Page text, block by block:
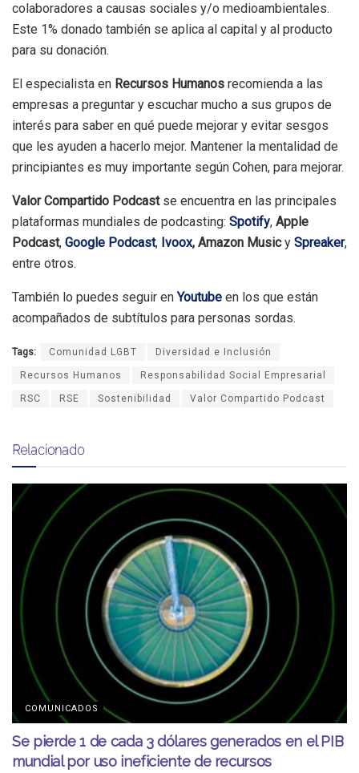
colaboradores a causas sociales y/o medioambientales.
Este 1% donado también se aplica al capital y al producto
para su donación.
El especialista en Recursos Humanos recomienda a las
empresas a preguntar y escuchar mucho a sus grupos de
interés para saber en qué puede mejorar y evitar sesgos
que les ayuden a hacerlo mejor. Mantener la mentalidad de
principiantes es muy importante según Cohen, para mejorar.
Valor Compartido Podcastse encuentra en las principales
plataformas mundiales de podcasting: Spotify, Apple
Podcast, Google Podcast, Ivoox, Amazon Musicy Spreaker,
entre otros.
También lo puedes seguir enYoutube en los que están
acompañados de subtítulos para personas sordas.
Tags: Comunidad LGBT Diversidad e Inclusión
Recursos Humanos Responsabilidad Social Empresarial
RSC RSE Sostenibilidad Valor Compartido Podcast
Relacionado
COMUNICADOS
Se pierde 1 de cada 3 dólares generados en el PIB
mundial por uso ineficiente de recursos